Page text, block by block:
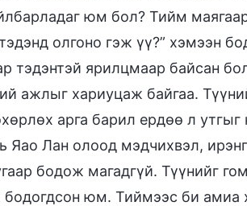
юм бол? Тийм
олгоно гэж үү?” хэмээн
тэдэнтэй ярилцмаар байсан
ажлыг хариуцаж байгаа.
арга барил ердөө л утгыг
Яао Лан олоод мэдчихвэл,
бодож магадгүй. Түүнийг
бодогдсон юм. Тиймээс би амиа